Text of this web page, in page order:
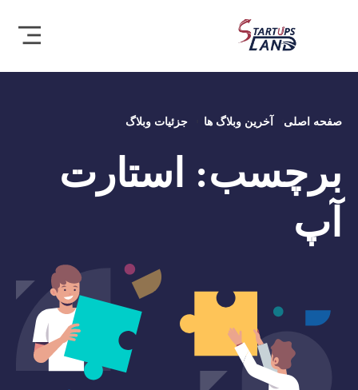
صفحه اصلی آخرین وبلاگ ها جزئیات وبلاگ
برچسب: استارت
آپ